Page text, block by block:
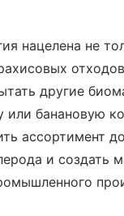
нацелена не
другие
или банановую
ассортимент
и создать